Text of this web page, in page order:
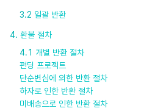
3.2 일괄 반환
4. 환불 절차
4.1 개별 반환 절차
펀딩 프로젝트
단순변심에 의한 반환 절차
하자로 인한 반환 절차
미배송으로 인한 반환 절차